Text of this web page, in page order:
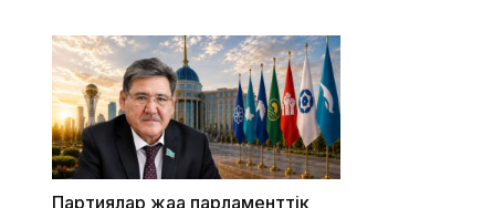
Партиялар жаңа парламенттік